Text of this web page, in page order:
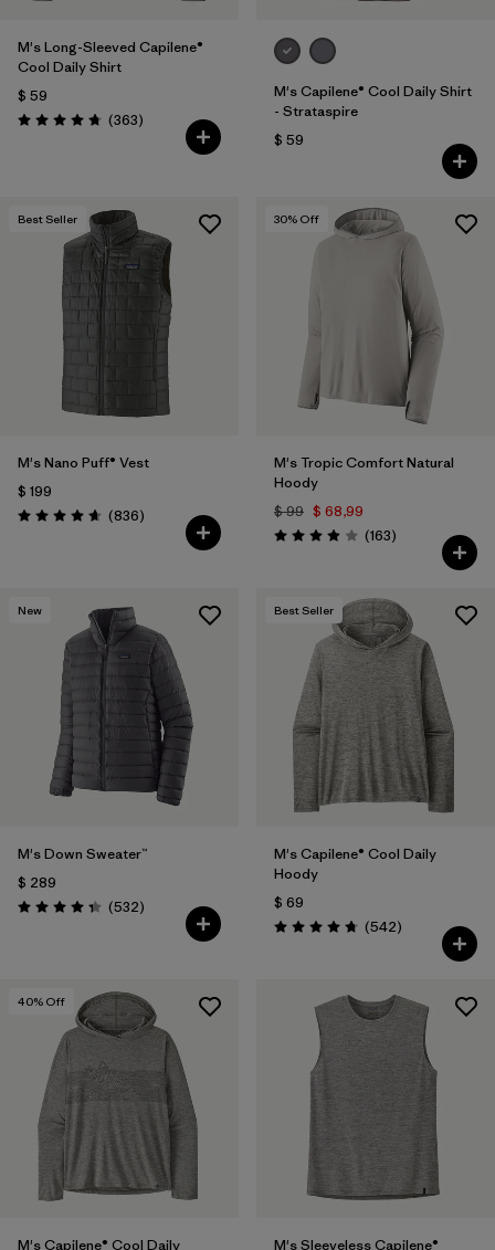
M's Long-Sleeved Capilene®
Cool Daily Shirt
$ 59
Valoración: 4.7 / 5
(363Comentarios
)
M's Capilene® Cool Daily Shirt
- Strataspire
$ 59
Best Seller
M's Nano Puff® Vest
$ 199
Valoración: 4.7 / 5
(836Comentarios
)
30% Off
M's Tropic Comfort Natural
Hoody
$ 99 $ 68,99
Valoración: 3.9 / 5
(163Comentarios
)
New
M's Down Sweater™
$ 289
Valoración: 4.4 / 5
(532Comentarios
)
Best Seller
M's Capilene® Cool Daily
Hoody
$ 69
Valoración: 4.8 / 5
(542Comentarios
)
40% Off
M's Capilene® Cool Daily M's Sleeveless Capilene®